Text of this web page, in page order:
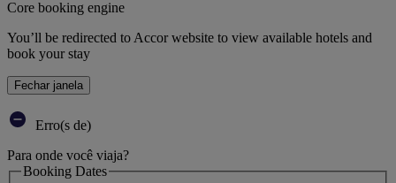
Core booking engine
You’ll be redirected to Accor website to view available hotels and
book your stay
Fechar janela
Erro(s de)
Para onde você viaja?
Booking Dates